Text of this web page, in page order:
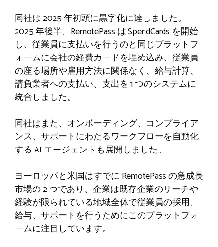
同社は 2025 年初頭に黒字化に達しました。
2025 年後半、RemotePass は SpendCards を開始
し、従業員に支払いを行うのと同じプラットフ
ォームに会社の経費カードを埋め込み、従業員
の座る場所や雇用方法に関係なく、給与計算、
請負業者への支払い、支出を 1 つのシステムに
統合しました。
同社はまた、オンボーディング、コンプライア
ンス、サポートにわたるワークフローを自動化
する AI エージェントも展開しました。
ヨーロッパと米国はすでに RemotePass の急成長
市場の 2 つであり、企業は既存企業のリーチや
経験が限られている地域全体で従業員の採用、
給与、サポートを行うためにこのプラットフォ
ームに注目しています。